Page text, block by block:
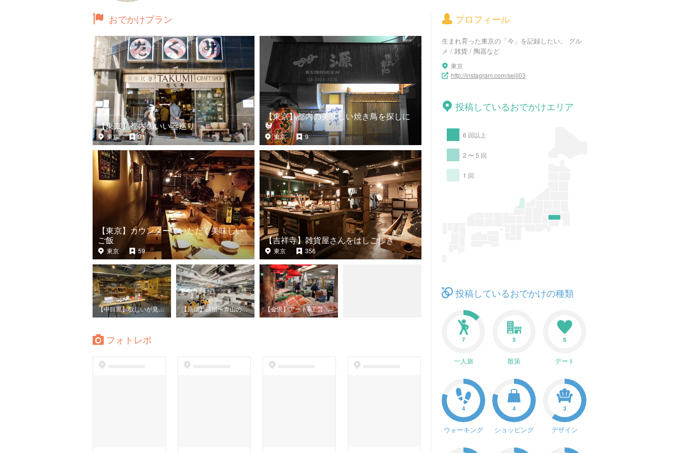
プロフィール
生まれ育った東京の「今」を記録したい。 グル
メ / 雑貨 / 陶器など
東京
http://instagram.com/seiji03
投稿しているおでかけエリア
6 回以上
2 〜 5 回
1 回
投稿しているおでかけの種類
7
一人旅
5
散策
5
デート
4
ウォーキング
4
ショッピング
3
デザイン
おでかけプラン
【東京】都内のいい器巡り
東京 31
【東京】都内の美味しい焼き鳥を探しに
🐓
東京 9
【東京】カウンターでいただく美味しい
ご飯
東京 59
【吉祥寺】雑貨屋さんをはしご歩き
東京 356
【中目黒】欲しいが見つかる！物欲爆発まち歩き 【原宿】原宿〜青山のショッピング&グルメを堪能 【金沢】アート&工芸を巡る1泊2日旅！(金沢初めての方に)
フォトレポ